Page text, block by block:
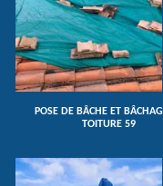
POSE DE BÂCHE ET
TOITURE 59